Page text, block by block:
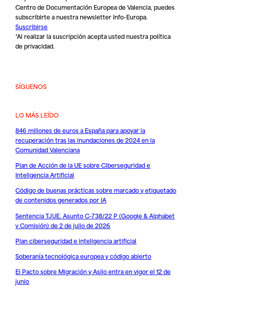
Centro de Documentación Europea de Valencia, puedes
subscribirte a nuestra newsletter Info-Europa.
Suscribirse
*Al realizar la suscripción acepta usted nuestrapolítica
de privacidad.
SÍGUENOS
LO MÁS LEÍDO
846 millones de euros a España para apoyar la
recuperación tras las inundaciones de 2024 en la
Comunidad Valenciana
Plan de Acción de la UE sobre Ciberseguridad e
Inteligencia Artificial
Código de buenas prácticas sobre marcado y etiquetado
de contenidos generados por IA
Sentencia TJUE. Asunto C-738/22 P (Google & Alphabet
v Comisión) de 2 de julio de 2026
Plan ciberseguridad e inteligencia artificial
Soberanía tecnológica europea y código abierto
El Pacto sobre Migración y Asilo entra en vigor el 12 de
junio